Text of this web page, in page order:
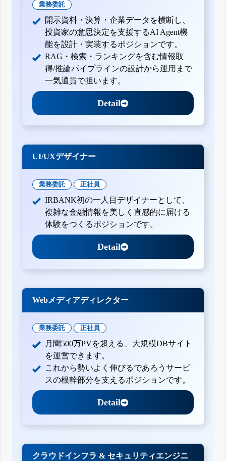
業務委託
開示資料・決算・企業データを横断し、
投資家の意思決定を支援するAI Agent機
能を設計・実装するポジションです。
RAG・検索・ランキングを含む情報取
得/推論パイプラインの設計から運用まで
一気通貫で担います。
Detail
UI/UXデザイナー
業務委託 正社員
IRBANK初の一人目デザイナーとして、
複雑な金融情報を美しく直感的に届ける
体験をつくるポジションです。
Detail
Webメディアディレクター
業務委託 正社員
月間500万PVを超える、大規模DBサイト
を運営できます。
これから勢いよく伸びるであろうサービ
スの根幹部分を支えるポジションです。
Detail
クラウドインフラ & セキュリティエンジニ